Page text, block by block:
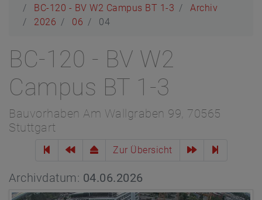
BC-120 - BV W2 Campus BT 1-3
Archiv
2026
06 04
BC-120 - BV W2
Campus BT 1-3
Bauvorhaben Am Wallgraben 99, 70565
Stuttgart
Zur Übersicht
Archivdatum: 04.06.2026